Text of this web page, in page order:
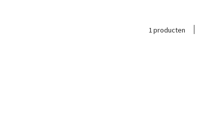
1 producten